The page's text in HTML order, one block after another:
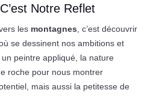
Notre Reflet
les montagnes, c’est découvrir
se dessinent nos ambitions et
peintre appliqué, la nature
roche pour nous montrer
mais aussi la petitesse de